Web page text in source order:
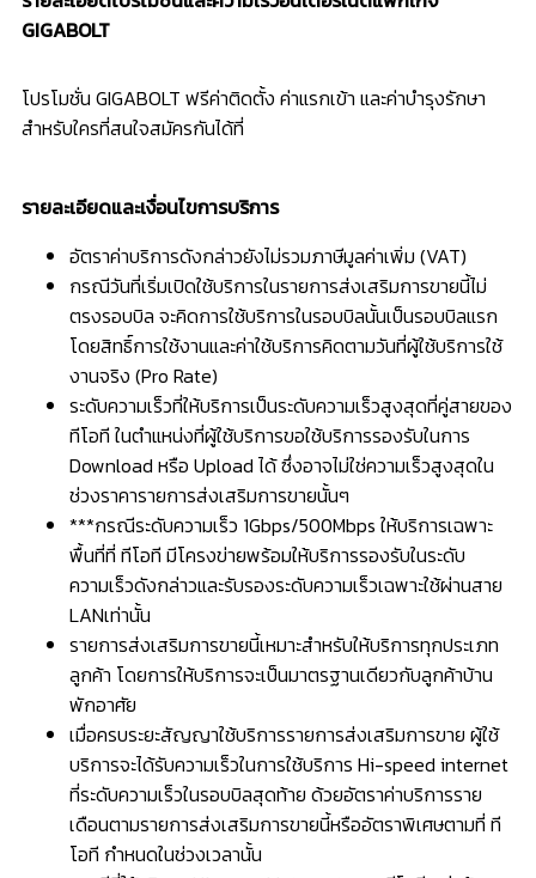
GIGABOLT
โปรโมชั่น GIGABOLT ฟรีค่าติดตั้ง ค่าแรกเข้า และค่าบำรุงรักษา
สำหรับใครที่สนใจสมัครกันได้ที่
รายละเอียดและเงื่อนไขการบริการ
อัตราค่าบริการดังกล่าวยังไม่รวมภาษีมูลค่าเพิ่ม (VAT)
กรณีวันที่เริ่มเปิดใช้บริการในรายการส่งเสริมการขายนี้ไม่
ตรงรอบบิล จะคิดการใช้บริการในรอบบิลนั้นเป็นรอบบิลแรก
โดยสิทธิ์การใช้งานและค่าใช้บริการคิดตามวันที่ผู้ใช้บริการใช้
งานจริง (Pro Rate)
ระดับความเร็วที่ให้บริการเป็นระดับความเร็วสูงสุดที่คู่สายของ
ทีโอที ในตำแหน่งที่ผู้ใช้บริการขอใช้บริการรองรับในการ
Download หรือ Upload ได้ ซึ่งอาจไม่ใช่ความเร็วสูงสุดใน
ช่วงราคารายการส่งเสริมการขายนั้นๆ
***กรณีระดับความเร็ว 1Gbps/500Mbps ให้บริการเฉพาะ
พื้นที่ที่ ทีโอที มีโครงข่ายพร้อมให้บริการรองรับในระดับ
ความเร็วดังกล่าวและรับรองระดับความเร็วเฉพาะใช้ผ่านสาย
LANเท่านั้น
รายการส่งเสริมการขายนี้เหมาะสำหรับให้บริการทุกประเภท
ลูกค้า โดยการให้บริการจะเป็นมาตรฐานเดียวกับลูกค้าบ้าน
พักอาศัย
เมื่อครบระยะสัญญาใช้บริการรายการส่งเสริมการขาย ผู้ใช้
บริการจะได้รับความเร็วในการใช้บริการ Hi-speed internet
ที่ระดับความเร็วในรอบบิลสุดท้าย ด้วยอัตราค่าบริการราย
เดือนตามรายการส่งเสริมการขายนี้หรืออัตราพิเศษตามที่ ที
โอที กำหนดในช่วงเวลานั้น